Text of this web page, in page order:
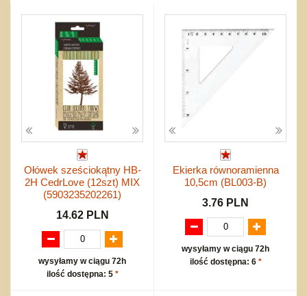
Okolicznościowe i świąteczne
Dźwiekowe
Bajkowe
Inne
Karuzelki
Maty do zabawy
Do rozkręcania
Bąki
Pojazdy
Inne
Mebelki
Inne
do siatkówki
do koszykówki
Nowości
Wyprzedaż
Promocje
Zakupy hurtowe
Koszty przesyłki
Regulamin
Kontakt
Ołówek sześciokątny HB-
2H CedrLove (12szt) MIX
(5903235202261)
14.62 PLN
wysyłamy w ciągu 72h
ilość dostępna: 5 *
Ekierka równoramienna
10,5cm (BL003-B)
3.76 PLN
wysyłamy w ciągu 72h
ilość dostępna: 6 *